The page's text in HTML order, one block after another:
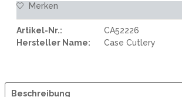
Merken
Artikel-Nr.:
CA52226
Hersteller Name:
Case Cutlery
Beschreibung